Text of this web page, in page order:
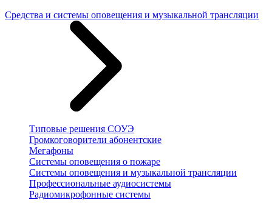
Средства и системы оповещения и музыкальной трансляции
Типовые решения СОУЭ
Громкоговорители абонентские
Мегафоны
Системы оповещения о пожаре
Системы оповещения и музыкальной трансляции
Профессиональные аудиосистемы
Радиомикрофонные системы